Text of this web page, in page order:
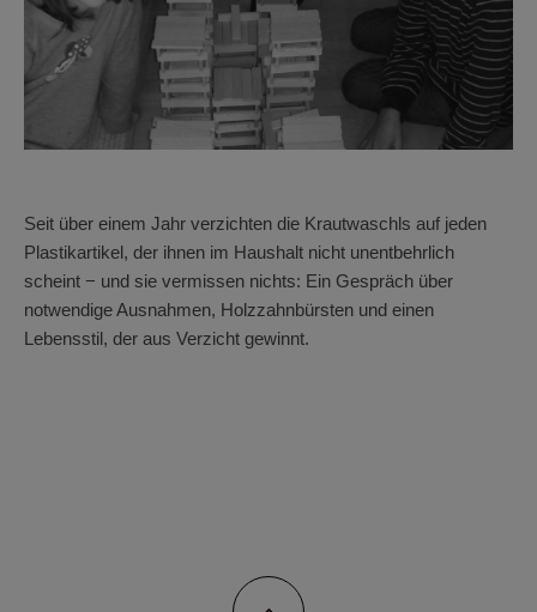
Seit über einem Jahr verzichten die Krautwaschls auf jeden
Plastikartikel, der ihnen im Haushalt nicht unentbehrlich
scheint − und sie vermissen nichts: Ein Gespräch über
notwendige Ausnahmen, Holzzahnbürsten und einen
Lebensstil, der aus Verzicht gewinnt.